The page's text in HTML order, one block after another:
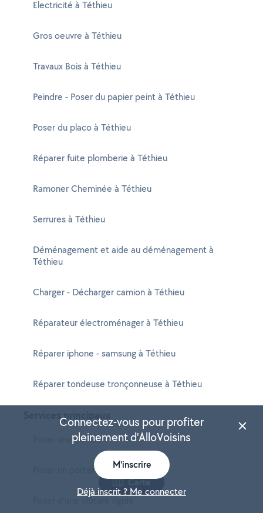
Electricité à Téthieu
Gros oeuvre à Téthieu
Travaux Bois à Téthieu
Peindre - Poser du papier peint à Téthieu
Poser du placo à Téthieu
Réparer fuite plomberie à Téthieu
Ramoner Cheminée à Téthieu
Serrures à Téthieu
Déménagement et aide au déménagement à
Téthieu
Charger - Décharger camion à Téthieu
Réparateur électroménager à Téthieu
Réparer iphone - samsung à Téthieu
Réparer tondeuse tronçonneuse à Téthieu
Services principaux
Poser une clôture
Poser un portail
Poser d'une clôture rigide
Carte
Connectez-vous pour profiter
pleinement d'AlloVoisins
M'inscrire
Déjà inscrit ? Me connecter